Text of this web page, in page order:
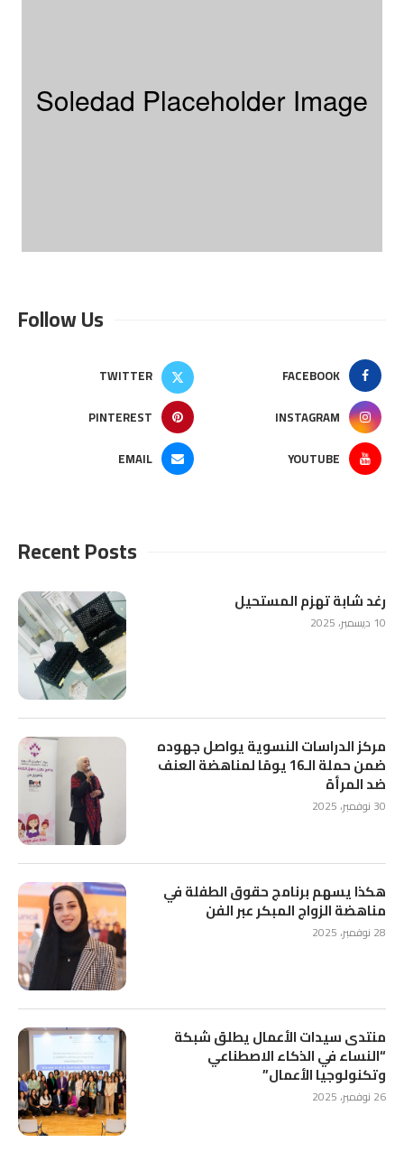
Follow Us
FACEBOOK
TWITTER
INSTAGRAM
PINTEREST
YOUTUBE
EMAIL
Recent Posts
رغد شابة تهزم المستحيل
10 ديسمبر، 2025
مركز الدراسات النسوية يواصل جهوده
ضمن حملة الـ16 يومًا لمناهضة العنف
ضد المرأة
30 نوفمبر، 2025
هكذا يسهم برنامج حقوق الطفلة في
مناهضة الزواج المبكر عبر الفن
28 نوفمبر، 2025
منتدى سيدات الأعمال يطلق شبكة
“النساء في الذكاء الاصطناعي
وتكنولوجيا الأعمال”
26 نوفمبر، 2025